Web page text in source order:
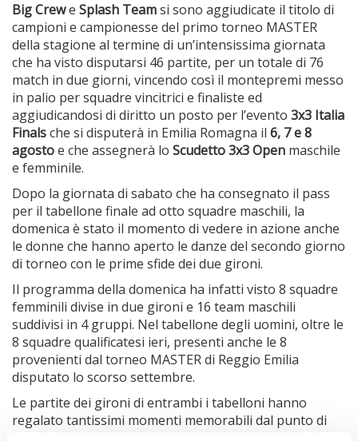
Big Crewe Splash Teamsi sono aggiudicate il titolo di
campioni e campionesse del primo torneo MASTER
della stagione al termine di un’intensissima giornata
che ha visto disputarsi 46 partite, per un totale di 76
match in due giorni, vincendo così il montepremi messo
in palio per squadre vincitrici e finaliste ed
aggiudicandosi di diritto un posto per l’evento 3x3 Italia
Finalsche si disputerà in Emilia Romagna il 6, 7 e 8
agostoe che assegnerà lo Scudetto 3x3 Open maschile
e femminile.
Dopo la giornata di sabato che ha consegnato il pass
per il tabellone finale ad otto squadre maschili, la
domenica è stato il momento di vedere in azione anche
le donne che hanno aperto le danze del secondo giorno
di torneo con le prime sfide dei due gironi.
Il programma della domenica ha infatti visto 8 squadre
femminili divise in due gironi e 16 team maschili
suddivisi in 4 gruppi. Nel tabellone degli uomini, oltre le
8 squadre qualificatesi ieri, presenti anche le 8
provenienti dal torneo MASTER di Reggio Emilia
disputato lo scorso settembre.
Le partite dei gironi di entrambi i tabelloni hanno
regalato tantissimi momenti memorabili dal punto di